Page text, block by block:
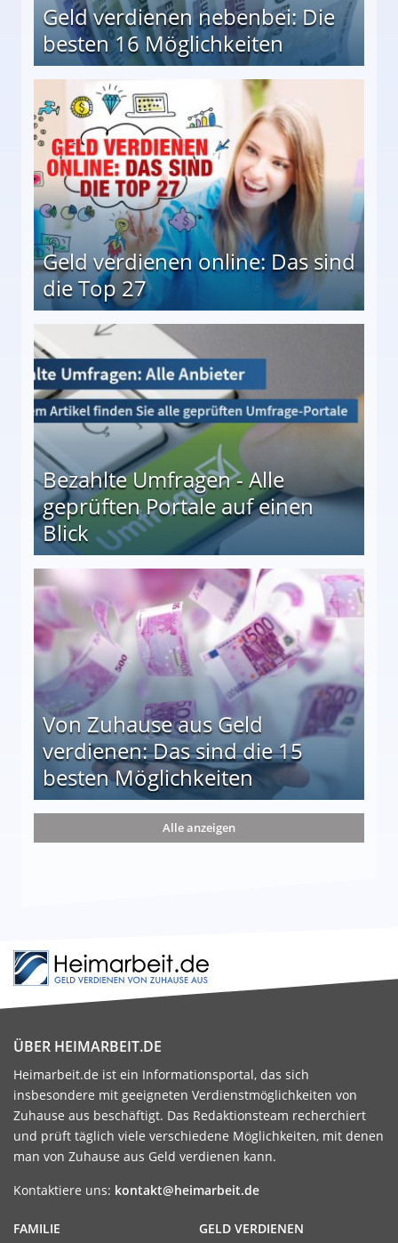
Geld verdienen nebenbei: Die
besten 16 Möglichkeiten
Geld verdienen online: Das sind
die Top 27
Bezahlte Umfragen - Alle
geprüften Portale auf einen
Blick
auf einen Blick
Von Zuhause aus Geld
verdienen: Das sind die 15
besten Möglichkeiten
die 15 besten Möglichkeiten
Alle anzeigen
ÜBER HEIMARBEIT.DE
Heimarbeit.de ist ein Informationsportal, das sich
insbesondere mit geeigneten Verdienstmöglichkeiten von
Zuhause aus beschäftigt. Das Redaktionsteam recherchiert
und prüft täglich viele verschiedene Möglichkeiten, mit denen
man von Zuhause aus Geld verdienen kann.
Kontaktiere uns: kontakt@heimarbeit.de
GELD VERDIENEN
FAMILIE